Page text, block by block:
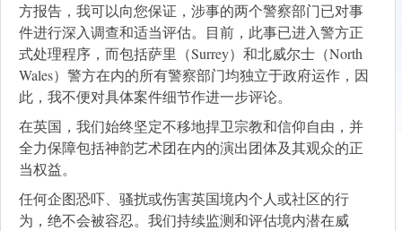
方报告，我可以向您保证，涉事的两个警察部门已对事
件进行深入调查和适当评估。目前，此事已进入警方正
式处理程序，而包括萨里（Surrey）和北威尔士（North
Wales）警方在内的所有警察部门均独立于政府运作，因
此，我不便对具体案件细节作进一步评论。
在英国，我们始终坚定不移地捍卫宗教和信仰自由，并
全力保障包括神韵艺术团在内的演出团体及其观众的正
当权益。
任何企图恐吓、骚扰或伤害英国境内个人或社区的行
为，绝不会被容忍。我们持续监测和评估境内潜在威